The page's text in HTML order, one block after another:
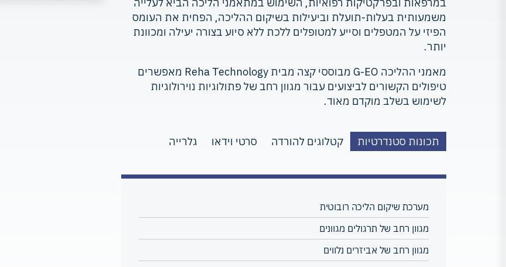
משמעותית בעלות-תועלת וביעילות בשיקום ההליכה, הפחית את העומס
הפיזי על המטפלים וסייע למטופלים ללכת ללא סיוע בצורה יעילה ומכוונת
יותר.
מאמני ההליכה G-EO מבוססי קצה מבית Reha Technology מאפשרים
טיפולים הקשורים לביצועים עבור מגוון רחב של פתולוגיות נוירולוגיות
לשימוש בשלב מוקדם מאוד.
תכונות סטנדרטיות קטלוגים להורדה סרטי וידאו גלרייה
מערכת שיקום הליכה רובוטית
מגוון רחב של תרגולים מגוונים
מגוון רחב של אביזרים נלווים